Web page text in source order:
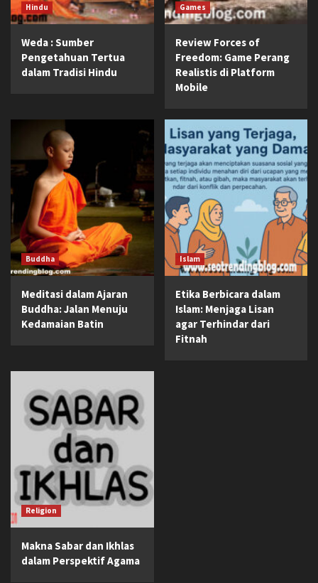
Hindu
Weda : Sumber
Pengetahuan Tertua
dalam Tradisi Hindu
Games
Review Forces of
Freedom: Game Perang
Realistis di Platform
Mobile
Buddha
Meditasi dalam Ajaran
Buddha: Jalan Menuju
Kedamaian Batin
Islam
Etika Berbicara dalam
Islam: Menjaga Lisan
agar Terhindar dari
Fitnah
Religion
Makna Sabar dan Ikhlas
dalam Perspektif Agama